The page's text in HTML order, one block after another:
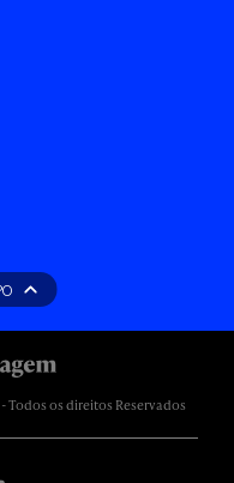
Todos os direitos Reservados